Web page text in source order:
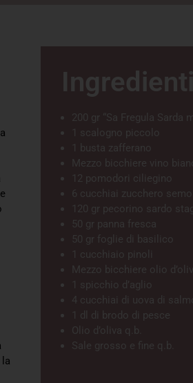
200 gr “Sa Fregula Sarda
1 scalogno piccolo
1 busta zafferano
Mezzo bicchiere vino
12 pomodori ciliegino
6 cucchiai zucchero
120 gr pecorino sardo
50 gr panna fresca
50 gr foglie di basilico
1 cucchiaio pinoli
Mezzo bicchiere olio
1 spicchio d’aglio
4 cucchiai di uova di
1 dl di brodo di pesce
Olio d’oliva q.b.
Sale grosso e fine q.b.